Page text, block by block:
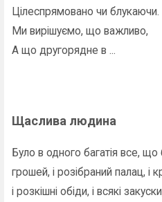
Цілеспрямовано чи блукаючи.
Ми вирішуємо, що важливо,
А що другорядне в ...
Щаслива людина
Було в одного багатія все,
грошей, і розібраний палац, і
і розкішні обіди, і всякі